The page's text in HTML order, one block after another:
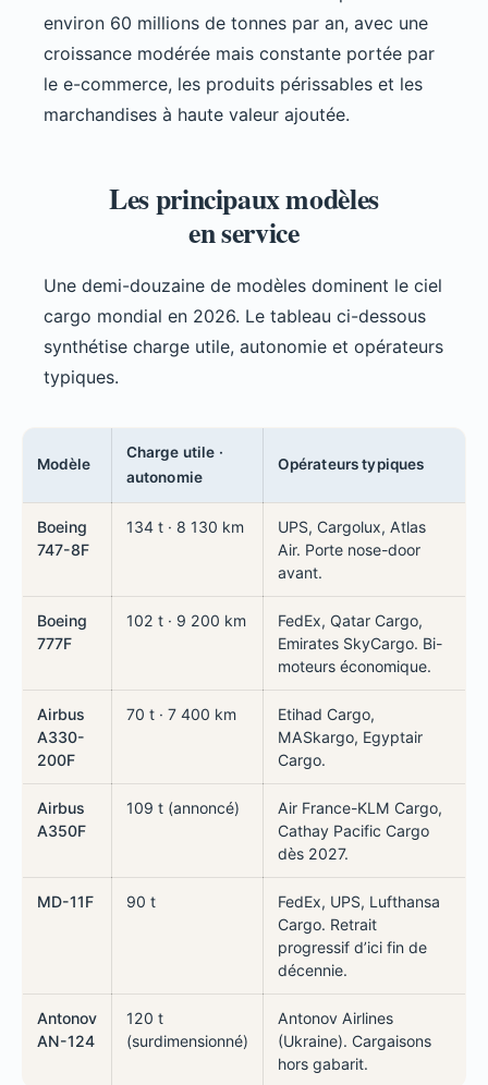
environ 60 millions de tonnes par an, avec une
croissance modérée mais constante portée par
le e-commerce, les produits périssables et les
marchandises à haute valeur ajoutée.
Les principaux modèles
en service
Une demi-douzaine de modèles dominent le ciel
cargo mondial en 2026. Le tableau ci-dessous
synthétise charge utile, autonomie et opérateurs
typiques.
Modèle
Charge utile ·
autonomie
Opérateurs typiques
Boeing
747-8F
134 t · 8 130 km
UPS, Cargolux, Atlas
Air. Porte nose-door
avant.
Boeing
777F
102 t · 9 200 km
FedEx, Qatar Cargo,
Emirates SkyCargo. Bi-
moteurs économique.
Airbus
A330-
200F
70 t · 7 400 km
Etihad Cargo,
MASkargo, Egyptair
Cargo.
Airbus
A350F
109 t (annoncé)
Air France-KLM Cargo,
Cathay Pacific Cargo
dès 2027.
MD-11F 90 t
FedEx, UPS, Lufthansa
Cargo. Retrait
progressif d’ici fin de
décennie.
Antonov
AN-124
120 t
(surdimensionné)
Antonov Airlines
(Ukraine). Cargaisons
hors gabarit.